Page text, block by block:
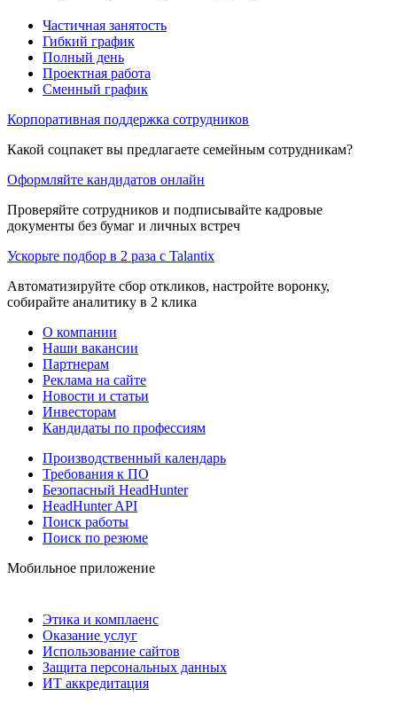
Частичная занятость
Гибкий график
Полный день
Проектная работа
Сменный график
Корпоративная поддержка сотрудников
Какой соцпакет вы предлагаете семейным сотрудникам?
Оформляйте кандидатов онлайн
Проверяйте сотрудников и подписывайте кадровые
документы без бумаг и личных встреч
Ускорьте подбор в 2 раза с Talantix
Автоматизируйте сбор откликов, настройте воронку,
собирайте аналитику в 2 клика
О компании
Наши вакансии
Партнерам
Реклама на сайте
Новости и статьи
Инвесторам
Кандидаты по профессиям
Производственный календарь
Требования к ПО
Безопасный HeadHunter
HeadHunter API
Поиск работы
Поиск по резюме
Мобильное приложение
Этика и комплаенс
Оказание услуг
Использование сайтов
Защита персональных данных
ИТ аккредитация